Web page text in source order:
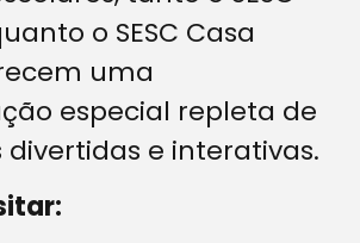
o SESC Casa
uma
especial repleta de
e interativas.